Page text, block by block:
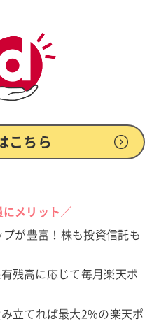
こちら
メリット／
が豊富！株も投資信託も
残高に応じて毎月楽天ポ
立てれば最大2%の楽天ポ